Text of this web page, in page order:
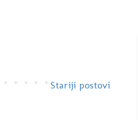
Stariji postovi